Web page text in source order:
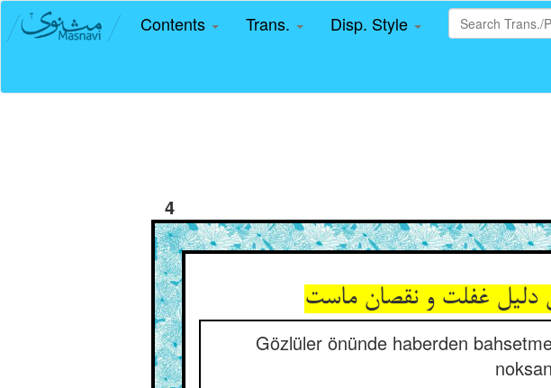
Contents Trans. Disp. Style
4
غفلت و نقصان ماست
Gözlüler önünde haberden